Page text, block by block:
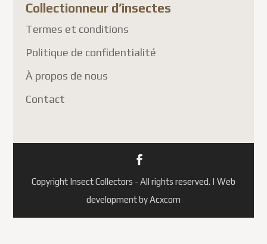
Collectionneur d’insectes
Termes et conditions
Politique de confidentialité
À propos de nous
Contact
Copyright Insect Collectors - All rights reserved. | Web
development by Acxcom